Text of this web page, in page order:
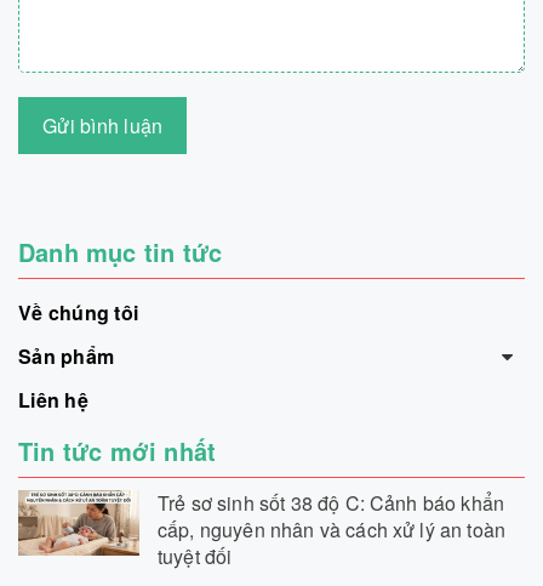
Gửi bình luận
Danh mục tin tức
Về chúng tôi
Sản phẩm
Liên hệ
Tin tức mới nhất
Trẻ sơ sinh sốt 38 độ C: Cảnh báo khẩn
cấp, nguyên nhân và cách xử lý an toàn
tuyệt đối